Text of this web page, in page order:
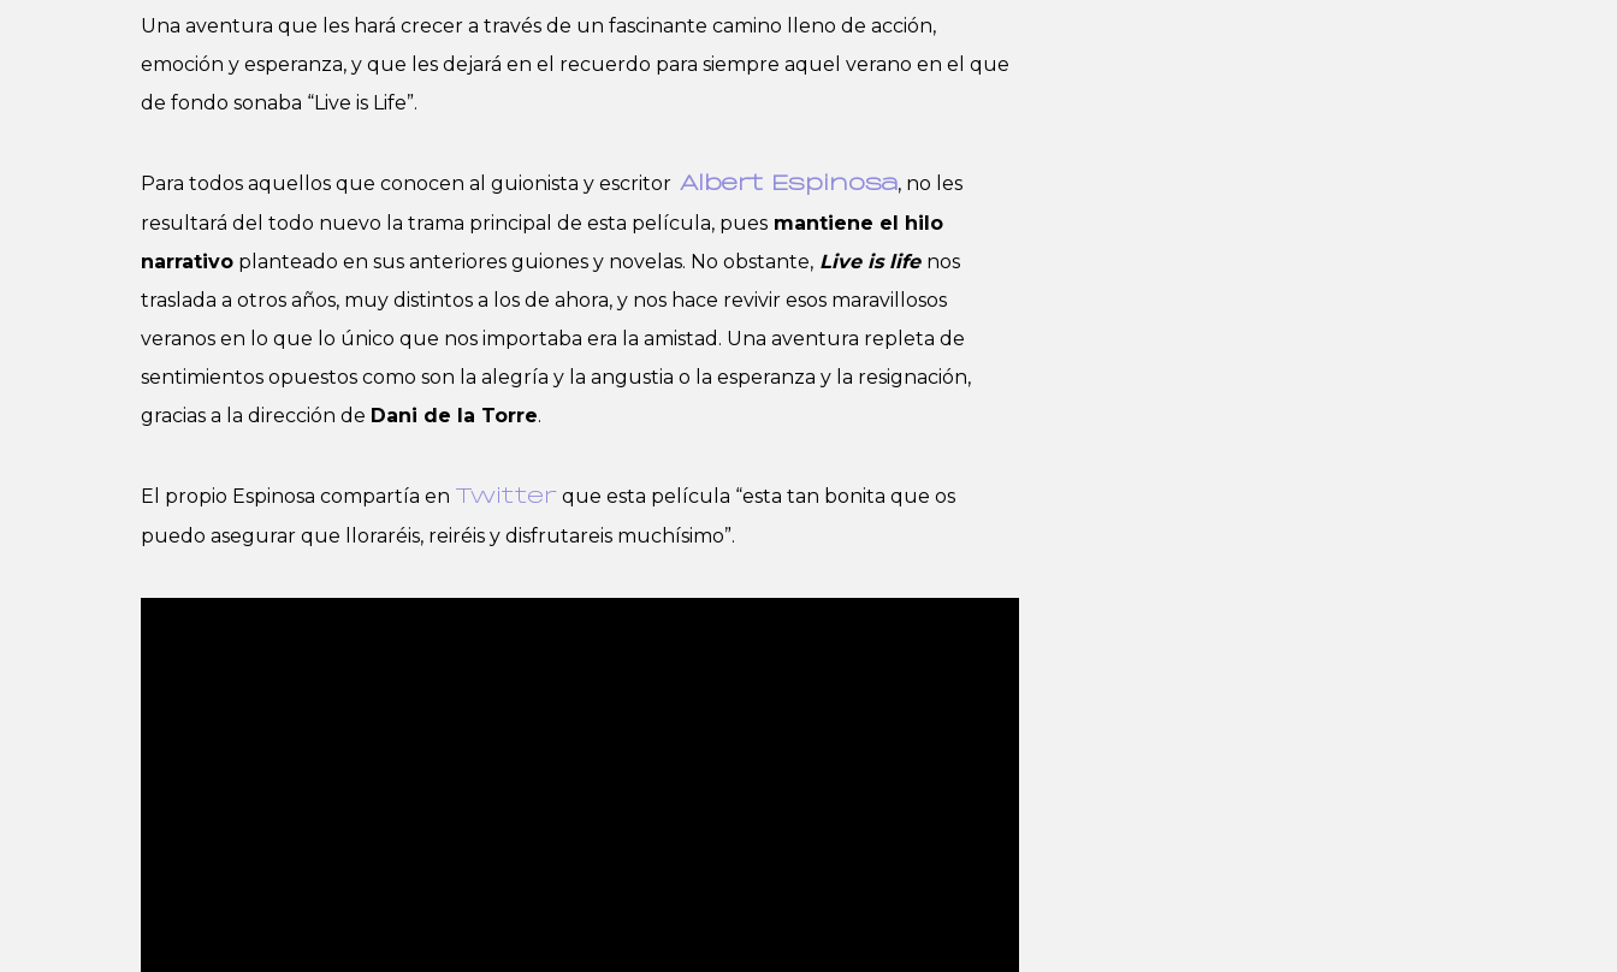
Una aventura que les hará crecer a través de un fascinante camino lleno de acción,
emoción y esperanza, y que les dejará en el recuerdo para siempre aquel verano en el que
de fondo sonaba “Live is Life”.
Para todos aquellos que conocen al guionista y escritor Albert Espinosa, no les
resultará del todo nuevo la trama principal de esta película, pues mantiene el hilo
narrativo planteado en sus anteriores guiones y novelas. No obstante, Live is life nos
traslada a otros años, muy distintos a los de ahora, y nos hace revivir esos maravillosos
veranos en lo que lo único que nos importaba era la amistad. Una aventura repleta de
sentimientos opuestos como son la alegría y la angustia o la esperanza y la resignación,
gracias a la dirección de Dani de la Torre.
El propio Espinosa compartía en Twitter que esta película “esta tan bonita que os
puedo asegurar que lloraréis, reiréis y disfrutareis muchísimo”.